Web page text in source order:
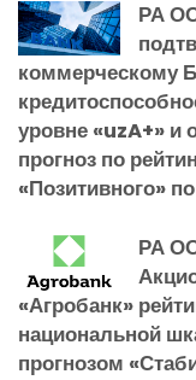
РА
коммерческому
уровне «uzA+»
прогноз по
«Позитивного»
РА
«Агробанк»
национальной
прогнозом